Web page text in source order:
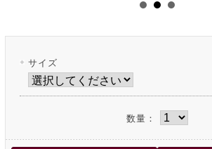
サイズ
数量：